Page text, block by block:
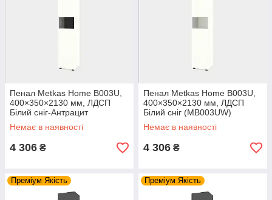
Пенал Metkas Home B003U,
400×350×2130 мм, ЛДСП
Білий сніг-Антрацит
(MB003UWA)
Немає в наявності
4 306 ₴
Пенал Metkas Home B003U,
400×350×2130 мм, ЛДСП
Білий сніг (MB003UW)
Немає в наявності
4 306 ₴
Преміум Якість Преміум Якість